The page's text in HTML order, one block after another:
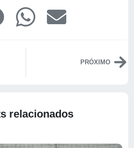
PRÓXIMO
relacionados